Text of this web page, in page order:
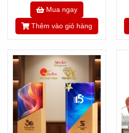
Mua ngay
Thêm vào giỏ hàng